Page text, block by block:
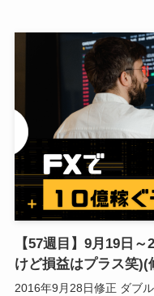
【57週目】9月19日
けど損益はプラス笑)(
2016年9月28日修正 ダブ